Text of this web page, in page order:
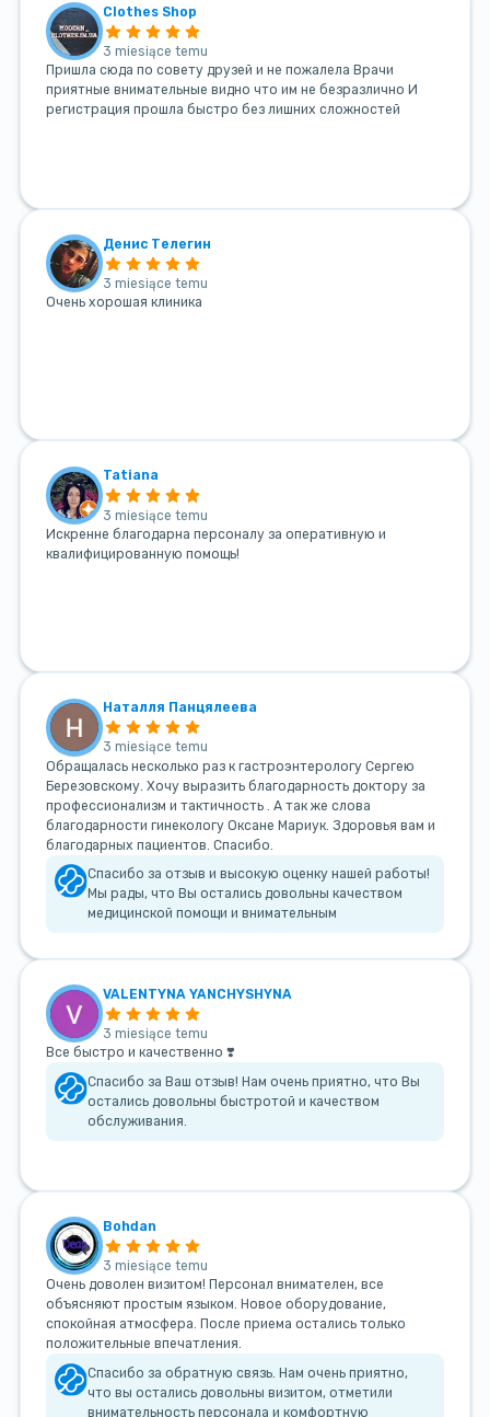
Clothes Shop
3 miesiące temu
Пришла сюда по совету друзей и не пожалела Врачи
приятные внимательные видно что им не безразлично И
регистрация прошла быстро без лишних сложностей
Денис Телегин
3 miesiące temu
Очень хорошая клиника
Tatiana
3 miesiące temu
Искренне благодарна персоналу за оперативную и
квалифицированную помощь!
Наталля Панцялеева
3 miesiące temu
Обращалась несколько раз к гастроэнтерологу Сергею
Березовскому. Хочу выразить благодарность доктору за
профессионализм и тактичность . А так же слова
благодарности гинекологу Оксане Мариук. Здоровья вам и
благодарных пациентов. Спасибо.
Спасибо за отзыв и высокую оценку нашей работы!
Мы рады, что Вы остались довольны качеством
медицинской помощи и внимательным
VALENTYNA YANCHYSHYNA
3 miesiące temu
Все быстро и качественно ❣️
Спасибо за Ваш отзыв! Нам очень приятно, что Вы
остались довольны быстротой и качеством
обслуживания.
Bohdan
3 miesiące temu
Очень доволен визитом! Персонал внимателен, все
объясняют простым языком. Новое оборудование,
спокойная атмосфера. После приема остались только
положительные впечатления.
Спасибо за обратную связь. Нам очень приятно,
что вы остались довольны визитом, отметили
внимательность персонала и комфортную